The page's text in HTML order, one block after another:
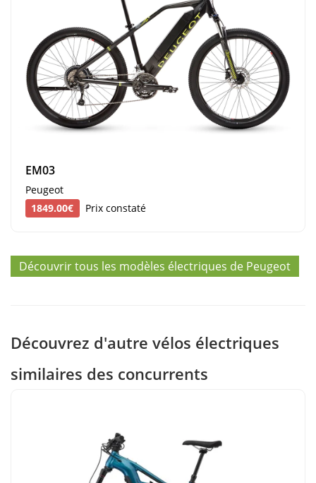
EM03
Peugeot
1849.00€
Prix constaté
Découvrir tous les modèles électriques de Peugeot
Découvrez d'autre vélos électriques
similaires des concurrents